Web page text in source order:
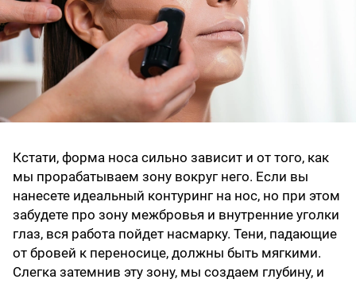
Кстати, форма носа сильно зависит и от того, как
мы прорабатываем зону вокруг него. Если вы
нанесете идеальный контуринг на нос, но при этом
забудете про зону межбровья и внутренние уголки
глаз, вся работа пойдет насмарку. Тени, падающие
от бровей к переносице, должны быть мягкими.
Слегка затемнив эту зону, мы создаем глубину, и